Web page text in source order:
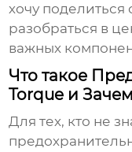
хочу
разобраться в
важных
Что такое
Torque и
Для тех, кто не